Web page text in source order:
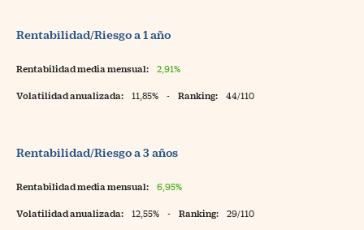
Rentabilidad/Riesgo a 1 año
Rentabilidad media mensual: 2,91%
Volatilidad anualizada: 11,85% - Ranking: 44/110
Rentabilidad/Riesgo a 3 años
Rentabilidad media mensual: 6,95%
Volatilidad anualizada: 12,55% - Ranking: 29/110